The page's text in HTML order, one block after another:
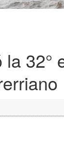
la 32°